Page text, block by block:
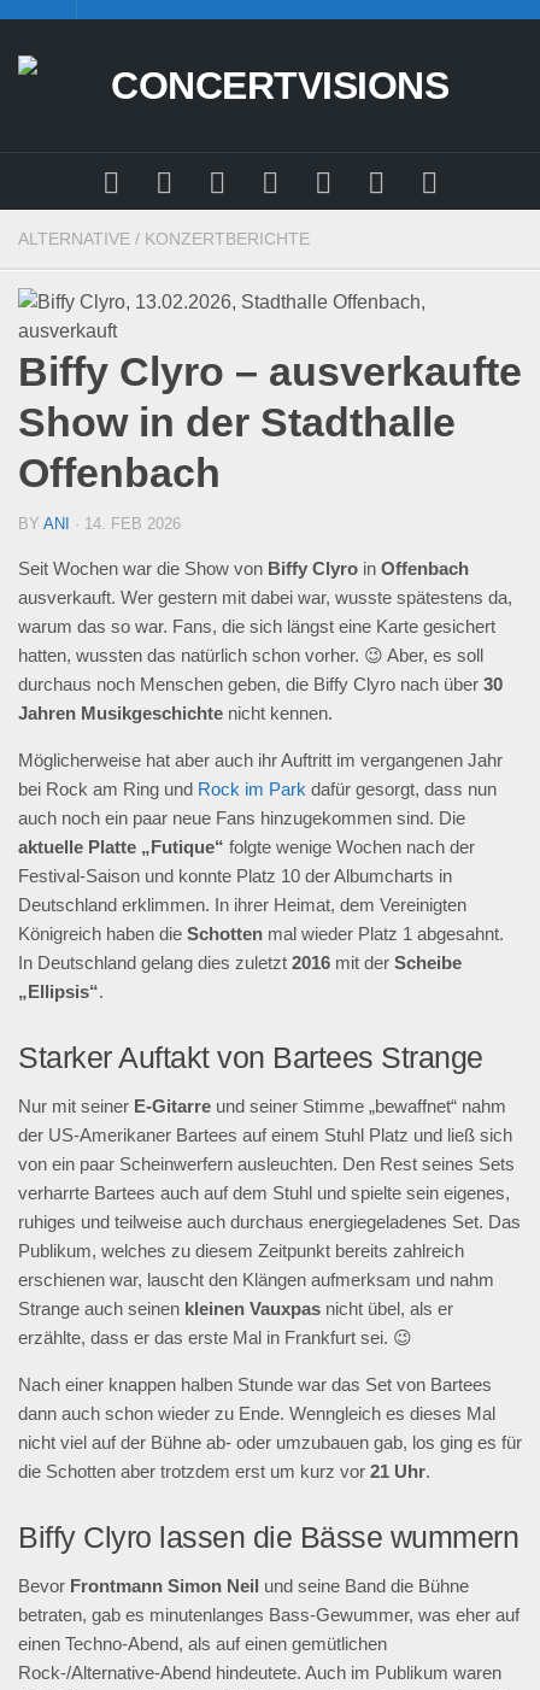
content
ALTERNATIVE / KONZERTBERICHTE
Biffy Clyro – ausverkaufte
Show in der Stadthalle
Offenbach
BY ANI · 14. FEB 2026
Seit Wochen war die Show von Biffy Clyro in Offenbach
ausverkauft. Wer gestern mit dabei war, wusste spätestens da,
warum das so war. Fans, die sich längst eine Karte gesichert
hatten, wussten das natürlich schon vorher. 😉 Aber, es soll
durchaus noch Menschen geben, die Biffy Clyro nach über 30
Jahren Musikgeschichte nicht kennen.
Möglicherweise hat aber auch ihr Auftritt im vergangenen Jahr
bei Rock am Ring und Rock im Park dafür gesorgt, dass nun
auch noch ein paar neue Fans hinzugekommen sind. Die
aktuelle Platte „Futique“ folgte wenige Wochen nach der
Festival-Saison und konnte Platz 10 der Albumcharts in
Deutschland erklimmen. In ihrer Heimat, dem Vereinigten
Königreich haben die Schotten mal wieder Platz 1 abgesahnt.
In Deutschland gelang dies zuletzt 2016 mit der Scheibe
„Ellipsis“.
Starker Auftakt von Bartees Strange
Nur mit seiner E-Gitarre und seiner Stimme „bewaffnet“ nahm
der US-Amerikaner Bartees auf einem Stuhl Platz und ließ sich
von ein paar Scheinwerfern ausleuchten. Den Rest seines Sets
verharrte Bartees auch auf dem Stuhl und spielte sein eigenes,
ruhiges und teilweise auch durchaus energiegeladenes Set. Das
Publikum, welches zu diesem Zeitpunkt bereits zahlreich
erschienen war, lauscht den Klängen aufmerksam und nahm
Strange auch seinen kleinen Vauxpas nicht übel, als er
erzählte, dass er das erste Mal in Frankfurt sei. 😉
Nach einer knappen halben Stunde war das Set von Bartees
dann auch schon wieder zu Ende. Wenngleich es dieses Mal
nicht viel auf der Bühne ab- oder umzubauen gab, los ging es für
die Schotten aber trotzdem erst um kurz vor 21 Uhr.
Biffy Clyro lassen die Bässe wummern
Bevor Frontmann Simon Neil und seine Band die Bühne
betraten, gab es minutenlanges Bass-Gewummer, was eher auf
einen Techno-Abend, als auf einen gemütlichen
Rock-/Alternative-Abend hindeutete. Auch im Publikum waren